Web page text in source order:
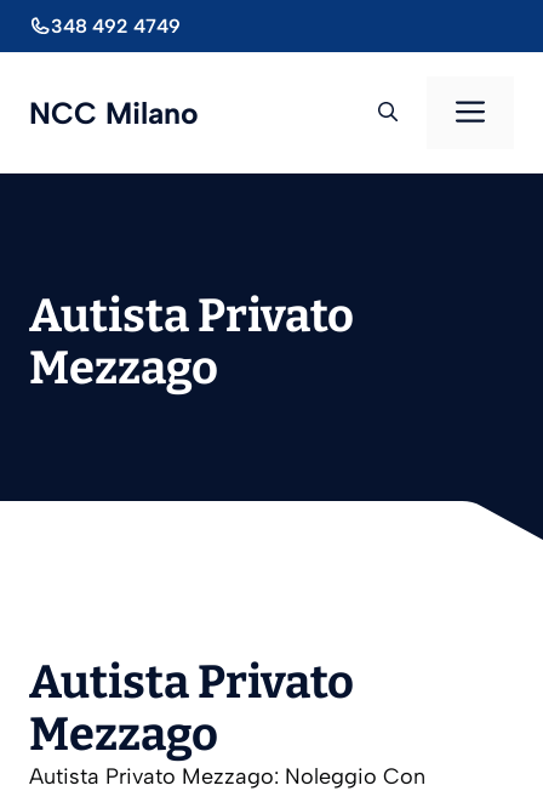
al
348 492 4749
NCC Milano
Autista Privato
Mezzago
Autista Privato
Mezzago
Autista Privato Mezzago: Noleggio Con